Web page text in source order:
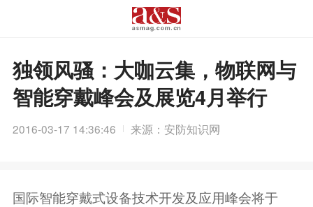
独领风骚：大咖云集，物联网与
智能穿戴峰会及展览4月举行
2016-03-17 14:36:46 来源：安防知识网
国际智能穿戴式设备技术开发及应用峰会将于